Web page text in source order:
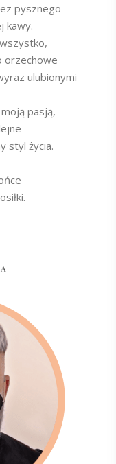
pysznego
kawy.
orzechowe
ulubionymi
pasją,
–
styl życia.